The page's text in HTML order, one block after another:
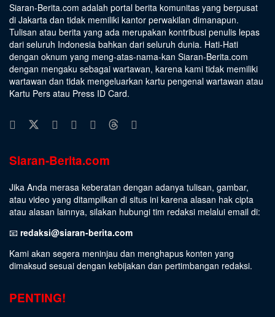
Siaran-Berita.com adalah portal berita komunitas yang berpusat
di Jakarta dan tidak memiliki kantor perwakilan dimanapun.
Tulisan atau berita yang ada merupakan kontribusi penulis lepas
dari seluruh Indonesia bahkan dari seluruh dunia. Hati-Hati
dengan oknum yang meng-atas-nama-kan Siaran-Berita.com
dengan mengaku sebagai wartawan, karena kami tidak memiliki
wartawan dan tidak mengeluarkan kartu pengenal wartawan atau
Kartu Pers atau Press ID Card.
Siaran-Berita.com
Jika Anda merasa keberatan dengan adanya tulisan, gambar,
atau video yang ditampilkan di situs ini karena alasan hak cipta
atau alasan lainnya, silakan hubungi tim redaksi melalui email di:
📧 redaksi@siaran-berita.com
Kami akan segera meninjau dan menghapus konten yang
dimaksud sesuai dengan kebijakan dan pertimbangan redaksi.
PENTING!